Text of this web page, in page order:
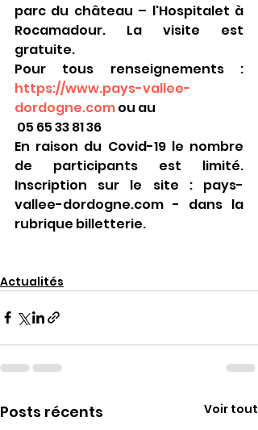
parc du château – l'Hospitalet à
Rocamadour. La visite est
gratuite.
https://www.pays-vallee-
dordogne.com ou au
05 65 33 81 36
En raison du Covid-19 le nombre
de participants est limité.
Inscription sur le site : pays-
vallee-dordogne.com - dans la
rubrique billetterie.
Actualités
Posts récents Voir tout